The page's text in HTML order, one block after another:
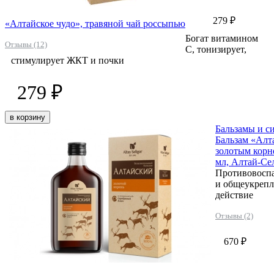
«Алтайское чудо», травяной чай россыпью
Отзывы (12)
279 ₽
Богат витамином
С, тонизирует,
стимулирует ЖКТ и почки
279 ₽
в корзину
Бальзамы и
Бальзам
золотым
мл, Алтай-
и
действие
Отзывы (2)
670 ₽